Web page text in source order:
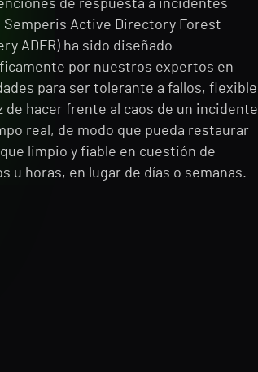
de respuesta a incidentes
Semperis Active Directory Forest
ADFR) ha sido diseñado
por nuestros expertos en
para ser tolerante a fallos, flexible
de hacer frente al caos de un incidente
real, de modo que pueda restaurar
limpio y fiable en cuestión de
u horas, en lugar de días o semanas.